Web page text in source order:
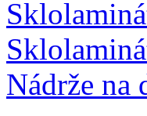
Nádrže na